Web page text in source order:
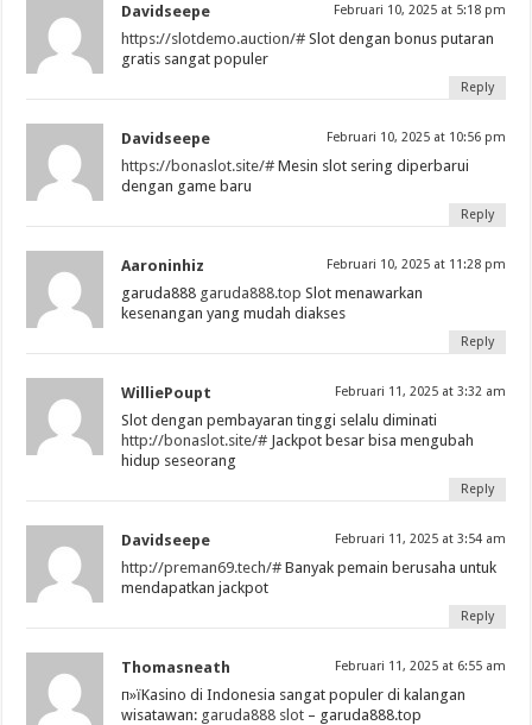
Davidseepe Februari 10, 2025 at 5:18 pm
https://slotdemo.auction/# Slot dengan bonus putaran
gratis sangat populer
Reply
Davidseepe Februari 10, 2025 at 10:56 pm
https://bonaslot.site/# Mesin slot sering diperbarui
dengan game baru
Reply
Aaroninhiz Februari 10, 2025 at 11:28 pm
garuda888 garuda888.top Slot menawarkan
kesenangan yang mudah diakses
Reply
WilliePoupt Februari 11, 2025 at 3:32 am
Slot dengan pembayaran tinggi selalu diminati
http://bonaslot.site/# Jackpot besar bisa mengubah
hidup seseorang
Reply
Davidseepe Februari 11, 2025 at 3:54 am
http://preman69.tech/# Banyak pemain berusaha untuk
mendapatkan jackpot
Reply
Thomasneath Februari 11, 2025 at 6:55 am
п»їKasino di Indonesia sangat populer di kalangan
wisatawan: garuda888 slot – garuda888.top